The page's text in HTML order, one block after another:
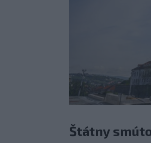
Štátny